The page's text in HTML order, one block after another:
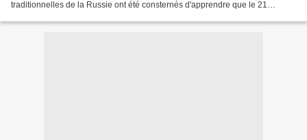
traditionnelles de la Russie ont été consternés d'apprendre que le 21